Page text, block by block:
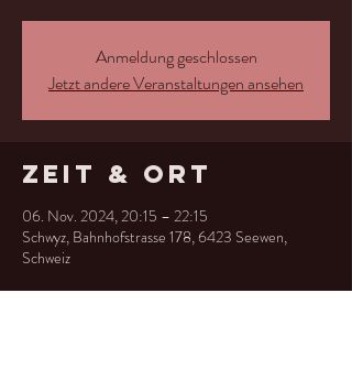
Anmeldung geschlossen
Jetzt andere Veranstaltungen ansehen
Zeit & Ort
06. Nov. 2024, 20:15 – 22:15
Schwyz, Bahnhofstrasse 178, 6423 Seewen,
Schweiz